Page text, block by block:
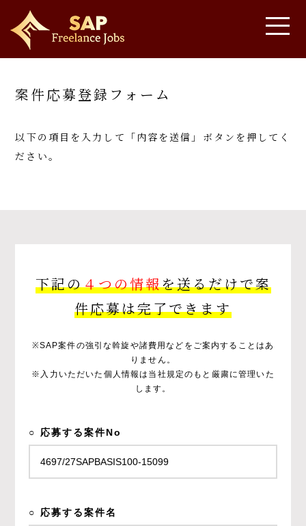
案件応募登録フォーム
以下の項目を入力して「内容を送信」ボタンを押してく
ださい。
下記の４つの情報を送るだけで案
件応募は完了できます
※SAP案件の強引な斡旋や諸費用などをご案内することはあ
りません。
※入力いただいた個人情報は当社規定のもと厳粛に管理いた
します。
○ 応募する案件No
○ 応募する案件名